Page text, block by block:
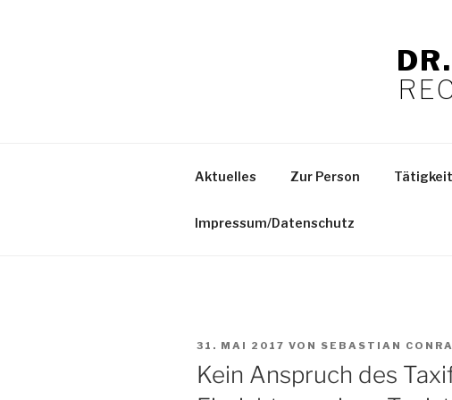
Aktuelles Zur Person
Impressum/Datenschutz
VERÖFFENTLICHT
AM
31. MAI 2017 VON SEBASTIAN
Kein Anspruch des